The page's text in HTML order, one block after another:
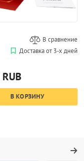
В сравнение
Доставка от 3-х дней
RUB
В КОРЗИНУ